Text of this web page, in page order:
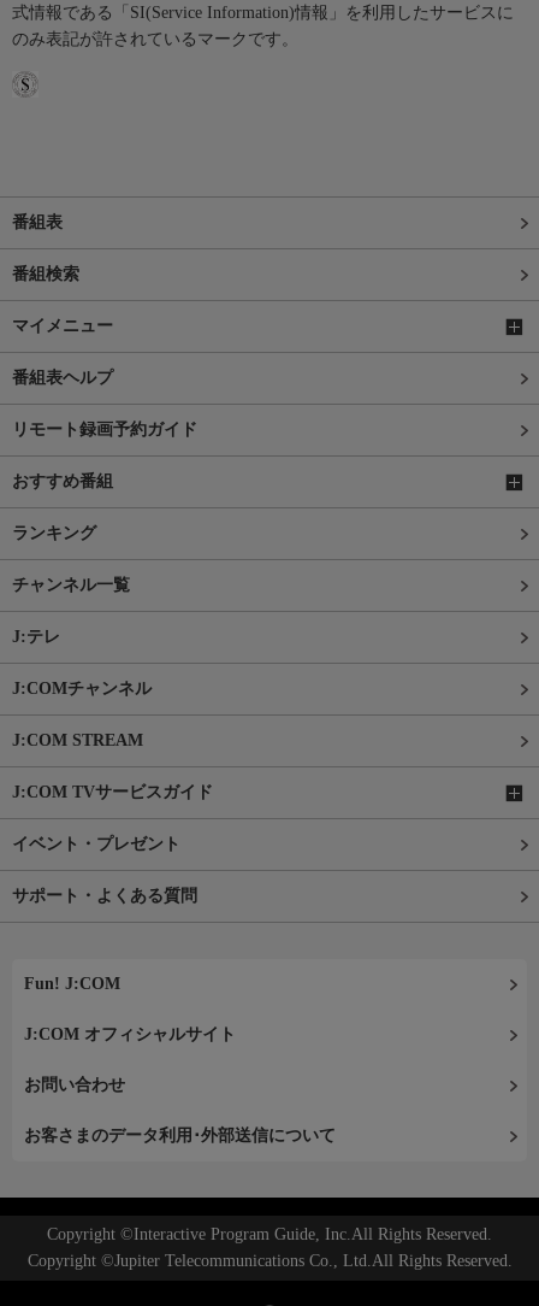
式情報である「SI(Service Information)情報」を利用したサービスに
のみ表記が許されているマークです。
番組表
番組検索
マイメニュー
番組表ヘルプ
リモート録画予約ガイド
おすすめ番組
ランキング
チャンネル一覧
J:テレ
J:COMチャンネル
J:COM STREAM
J:COM TVサービスガイド
イベント・プレゼント
サポート・よくある質問
Fun! J:COM
J:COM オフィシャルサイト
お問い合わせ
お客さまのデータ利用･外部送信について
Copyright ©Interactive Program Guide, Inc.All Rights Reserved.
Copyright ©Jupiter Telecommunications Co., Ltd.All Rights Reserved.